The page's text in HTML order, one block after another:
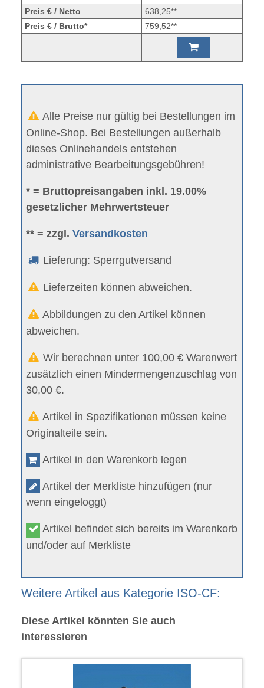
Preis € / Netto
638,25**
Preis € / Brutto*
759,52**
Alle Preise nur gültig bei Bestellungen im
Online-Shop. Bei Bestellungen außerhalb
dieses Onlinehandels entstehen
administrative Bearbeitungsgebühren!
* = Bruttopreisangaben inkl. 19.00%
gesetzlicher Mehrwertsteuer
** = zzgl.Versandkosten
Lieferung: Sperrgutversand
Lieferzeiten können abweichen.
Abbildungen zu den Artikel können
abweichen.
Wir berechnen unter 100,00 € Warenwert
zusätzlich einen Mindermengenzuschlag von
30,00 €.
Artikel in Spezifikationen müssen keine
Originalteile sein.
Artikel in den Warenkorb legen
Artikel der Merkliste hinzufügen (nur
wenn eingeloggt)
Artikel befindet sich bereits im Warenkorb
und/oder auf Merkliste
Weitere Artikel aus Kategorie ISO-CF:
Diese Artikel könnten Sie auch
interessieren